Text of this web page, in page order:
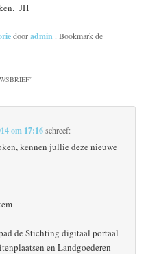
JH
dooradmin . Bookmark de
”
om 17:16schreef:
kennen jullie deze nieuwe
de Stichting digitaal portaal
en Landgoederen